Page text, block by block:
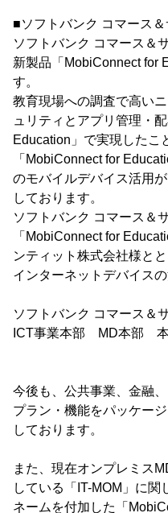
■ソフトバンク コマース
ソフトバンク コマース＆
新製品「MobiConnect for
す。
教育現場への調査で高い
ュリティとアプリ管理・
Education」で実現したこ
「MobiConnect for
のモバイルデバイス活用
しております。
ソフトバンク コマース＆
「MobiConnect for
ンティット株式会社様と
インターネットデバイス
ソフトバンク コマース＆
ICT事業本部 MD本部
今後も、公共事業、金融
プラン・機能をパッケー
しております。
また、現在オンプレミス
している「IT-MOM」に
ネームを付加した「